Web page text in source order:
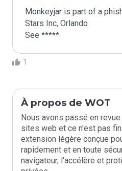
Monkeyjar is part of a
Stars Inc, Orlando
1
À propos de WOT
Nous avons passé en
sites web et ce n'est pas
extension légère conçue
rapidement et en toute
navigateur, l'accélère et